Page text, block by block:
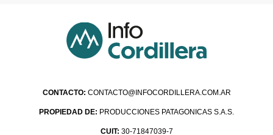
CONTACTO: CONTACTO@INFOCORDILLERA.COM.AR
PROPIEDAD DE: PRODUCCIONES PATAGONICAS S.A.S.
CUIT: 30-71847039-7